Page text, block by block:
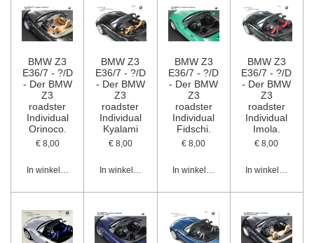
BMW Z3
E36/7 - ?/D
- Der BMW
Z3
roadster
Individual
Orinoco.
€ 8,00
In winkelwagen
BMW Z3
E36/7 - ?/D
- Der BMW
Z3
roadster
Individual
Kyalami
€ 8,00
In winkelwagen
BMW Z3
E36/7 - ?/D
- Der BMW
Z3
roadster
Individual
Fidschi.
€ 8,00
In winkelwagen
BMW Z3
E36/7 - ?/D
- Der BMW
Z3
roadster
Individual
Imola.
€ 8,00
In winkelwagen